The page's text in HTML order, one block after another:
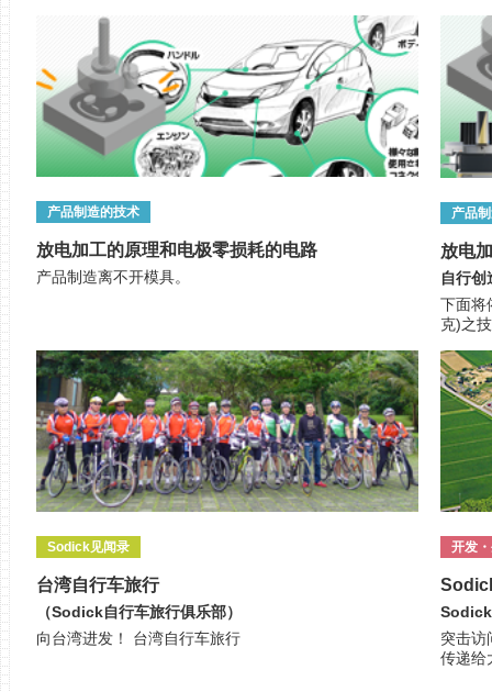
产品制造的技术
放电加工的原理和电极零损耗的电路
产品制造离不开模具。
产品
放电
自行创
下面将
克)之
Sodick见闻录
台湾自行车旅行
（Sodick自行车旅行俱乐部）
向台湾进发！ 台湾自行车旅行
开发
突击访
传递给